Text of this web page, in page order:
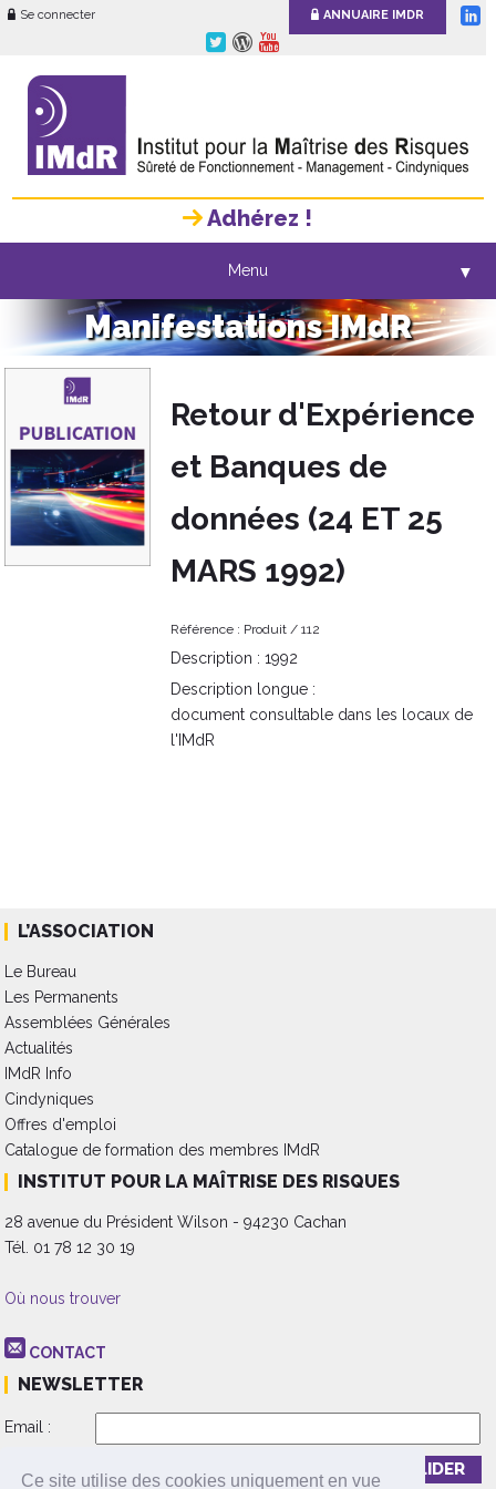
Ce site utilise des cookies uniquement en vue
Se connecter ANNUAIRE IMDR
Adhérez !
Menu ▼
Manifestations IMdR
Retour d'Expérience
et Banques de
données (24 ET 25
MARS 1992)
Référence : Produit / 112
Description : 1992
Description longue :
document consultable dans les locaux de
l'IMdR
L’ASSOCIATION
Le Bureau
Les Permanents
Assemblées Générales
Actualités
IMdR Info
Cindyniques
Offres d'emploi
Catalogue de formation des membres IMdR
INSTITUT POUR LA MAÎTRISE DES RISQUES
28 avenue du Président Wilson - 94230 Cachan
Tél. 01 78 12 30 19
Où nous trouver
CONTACT
NEWSLETTER
Email :